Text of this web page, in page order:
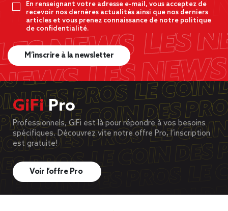
En renseignant votre adresse e-mail, vous acceptez de
recevoir nos dernères actualités ainsi que nos derniers
articles et vous prenez connaissance de notre politique
de confidentialité.
M’inscrire à la newsletter
GiFiPro
Professionnels, GiFi est là pour répondre à vos besoins
spécifiques. Découvrez vite notre offre Pro, l’inscription
est gratuite!
Voir l’offre Pro